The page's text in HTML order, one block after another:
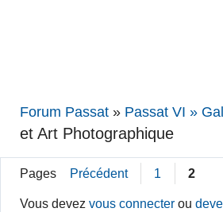
Forum Passat » Passat VI »
et Art Photographique
Pages Précédent 1 2
Vous devezvous connecter ou